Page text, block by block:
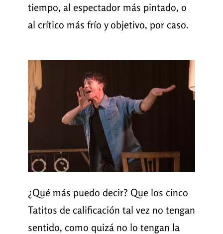
tiempo, al espectador más pintado, o
al crítico más frío y objetivo, por caso.
¿Qué más puedo decir? Que los cinco
Tatitos de calificación tal vez no tengan
sentido, como quizá no lo tengan la